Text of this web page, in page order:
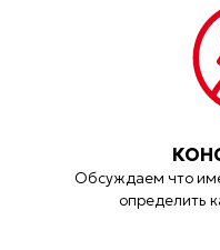
Обсуждаем что
определить